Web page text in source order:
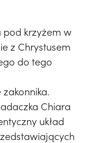
pod krzyżem w
z Chrystusem
do tego
Chiara
układ